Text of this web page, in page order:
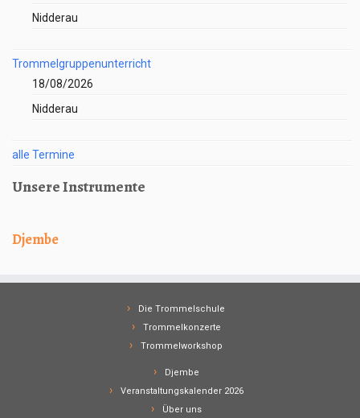
Nidderau
Trommelgruppenunterricht
18/08/2026
Nidderau
alle Termine
Unsere Instrumente
Djembe
Die Trommelschule
Trommelkonzerte
Trommelworkshop
Djembe
Veranstaltungskalender 2026
Über uns